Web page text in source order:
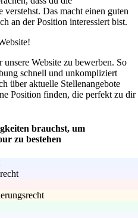
Das macht einen guten
an der Position interessiert bist.
Website zu bewerben. So
schnell und unkompliziert
über aktuelle Stellenangebote
Position finden, die perfekt zu dir
brauchst, um
zu bestehen